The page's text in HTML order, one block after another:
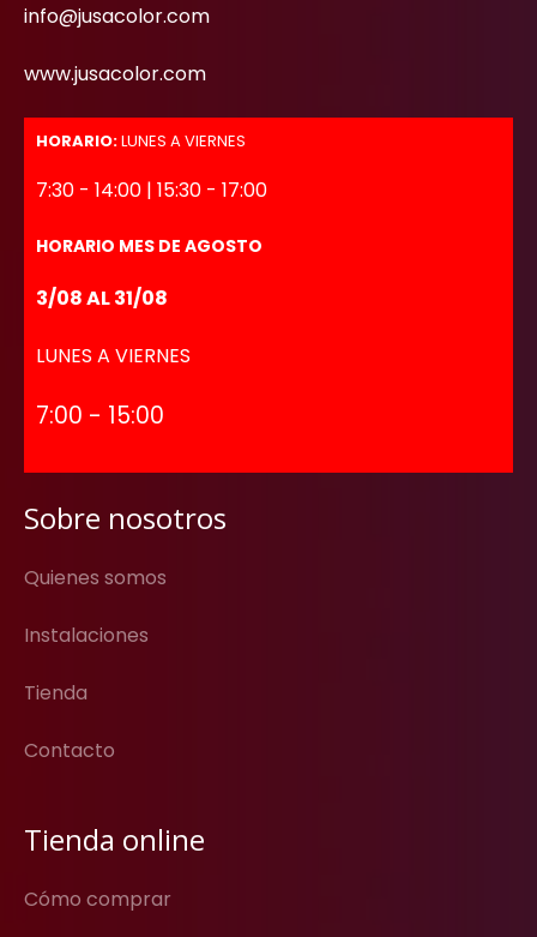
info@jusacolor.com
www.jusacolor.com
HORARIO:LUNES A VIERNES
7:30 - 14:00 | 15:30 - 17:00
HORARIO MES DE AGOSTO
3/08 AL 31/08
LUNES A VIERNES
7:00 - 15:00
Sobre nosotros
Quienes somos
Instalaciones
Tienda
Contacto
Tienda online
Cómo comprar